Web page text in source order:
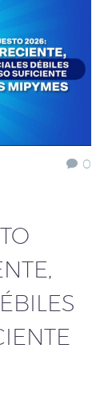
0